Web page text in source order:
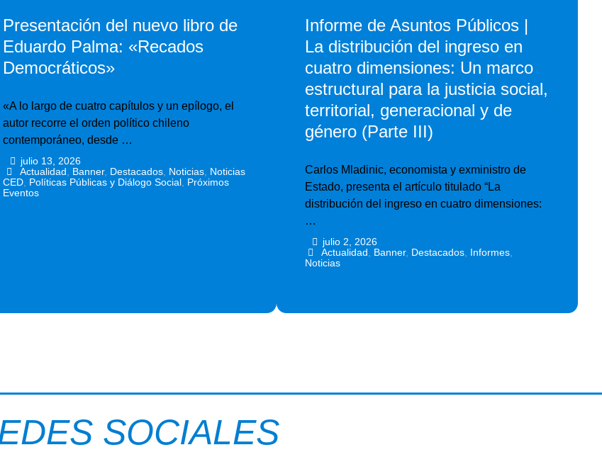
Presentación del nuevo libro de
Eduardo Palma: «Recados
Democráticos»
«A lo largo de cuatro capítulos y un epílogo, el
autor recorre el orden político chileno
contemporáneo, desde …
julio 13, 2026
Actualidad Banner, Destacados, Noticias, Noticias
CED Políticas Públicas y Diálogo Social Próximos
Eventos
Informe de Asuntos Públicos |
La distribución del ingreso en
cuatro dimensiones: Un marco
estructural para la justicia social,
territorial, generacional y de
género (Parte III)
Carlos Mladinic, economista y exministro de
Estado, presenta el artículo titulado “La
distribución del ingreso en cuatro dimensiones:
…
julio 2, 2026
Actualidad Banner, Destacados Informes
Noticias
SOCIALES